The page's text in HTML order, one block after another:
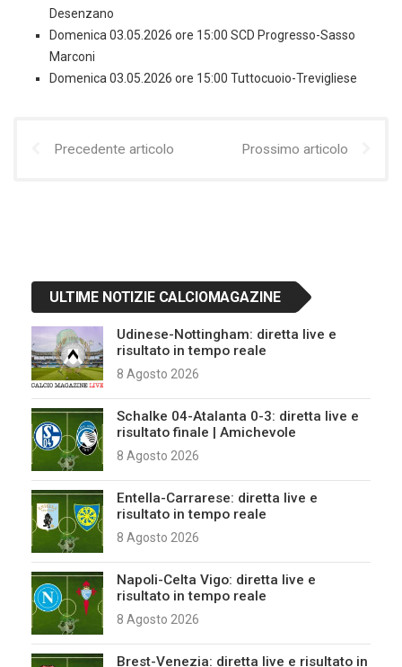
Desenzano
Domenica 03.05.2026 ore 15:00 SCD Progresso-Sasso
Marconi
Domenica 03.05.2026 ore 15:00 Tuttocuoio-Trevigliese
Precedente articolo Prossimo articolo
ULTIME NOTIZIE CALCIOMAGAZINE
Udinese-Nottingham: diretta live e
risultato in tempo reale
8 Agosto 2026
Schalke 04-Atalanta 0-3: diretta live e
risultato finale | Amichevole
8 Agosto 2026
Entella-Carrarese: diretta live e
risultato in tempo reale
8 Agosto 2026
Napoli-Celta Vigo: diretta live e
risultato in tempo reale
8 Agosto 2026
Brest-Venezia: diretta live e risultato in